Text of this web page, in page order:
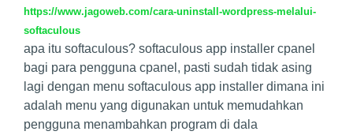
https://www.jagoweb.com/cara-uninstall-wordpress-melalui-
softaculous
apa itu softaculous? softaculous app installer cpanel
bagi para pengguna cpanel, pasti sudah tidak asing
lagi dengan menu softaculous app installer dimana ini
adalah menu yang digunakan untuk memudahkan
pengguna menambahkan program di dala